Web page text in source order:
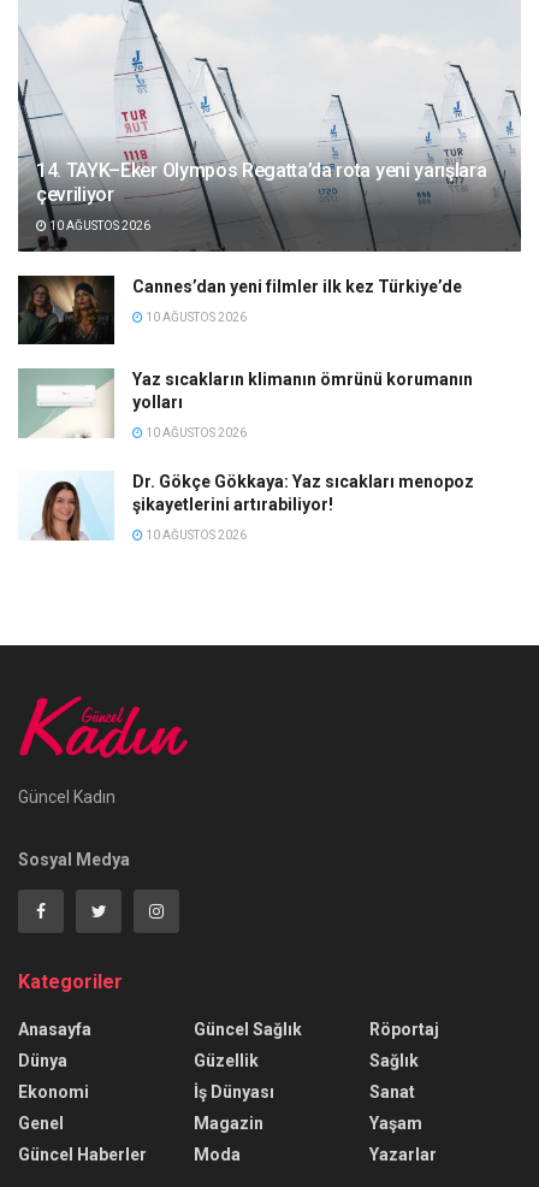
14. TAYK–Eker Olympos Regatta’da rota yeni yarışlara
çevriliyor
10 AĞUSTOS 2026
Cannes’dan yeni filmler ilk kez Türkiye’de
10 AĞUSTOS 2026
Yaz sıcakların klimanın ömrünü korumanın
yolları
10 AĞUSTOS 2026
Dr. Gökçe Gökkaya: Yaz sıcakları menopoz
şikayetlerini artırabiliyor!
10 AĞUSTOS 2026
Güncel Kadın
Sosyal Medya
Kategoriler
Anasayfa
Dünya
Ekonomi
Genel
Güncel Haberler
Güncel Sağlık
Güzellik
İş Dünyası
Magazin
Moda
Röportaj
Sağlık
Sanat
Yaşam
Yazarlar